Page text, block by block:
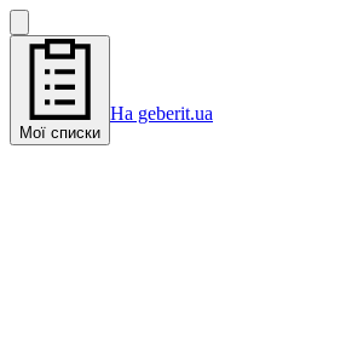
Мої списки
На geberit.ua